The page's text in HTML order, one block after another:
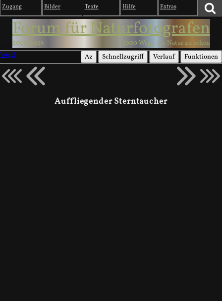
Zugang Bilder Texte Hilfe Extras
Forum für Naturfotografen
2003-2026
1000 Wege, die Natur zu sehen
Vögel
Az Schnellzugriff Verlauf Funktionen
Auffliegender Sterntaucher